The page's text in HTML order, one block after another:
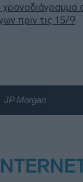
πριν τις 15/9
JP Morgan